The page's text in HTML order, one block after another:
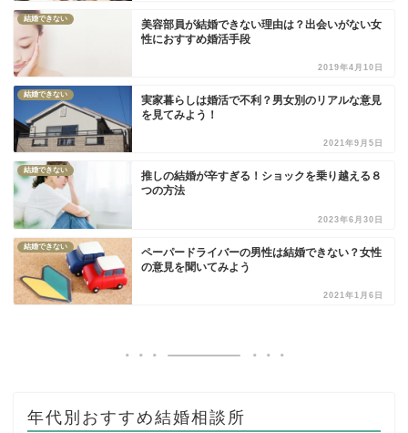
結婚できない
美容部員が結婚できない理由は？出会いがない女
性におすすめ婚活手段
2019年4月10日
結婚できない
実家暮らしは婚活で不利？男女別のリアルな意見
を見てみよう！
2021年9月5日
結婚できない
推しの結婚が辛すぎる！ショックを乗り越える８
つの方法
2023年6月30日
結婚できない
ペーパードライバーの男性は結婚できない？女性
の意見を聞いてみよう
2021年1月6日
年代別おすすめ結婚相談所